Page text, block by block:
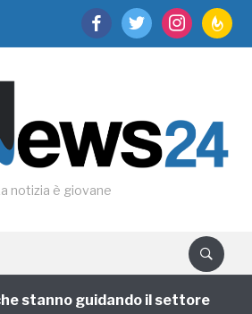
facebooktwitter instagram
notizia è giovane
guidando il settore